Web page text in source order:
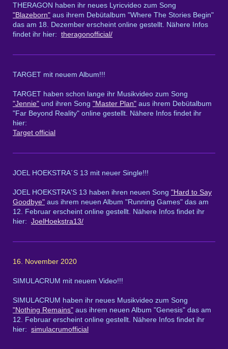
THERAGON haben ihr neues Lyricvideo zum Song
"Blazeborn" aus ihrem Debütalbum "Where The Stories Begin"
das am 18. Dezember erscheint online gestellt. Nähere Infos
findet ihr hier: theragonofficial/
TARGET mit neuem Album!!!
TARGET haben schon lange ihr Musikvideo zum Song
"Jennie" und ihren Song "Master Plan" aus ihrem Debütalbum
"Far Beyond Reality" online gestellt. Nähere Infos findet ihr
hier:
Target official
JOEL HOEKSTRA´S 13 mit neuer Single!!!
JOEL HOEKSTRA'S 13 haben ihren neuen Song "Hard to Say
Goodbye" aus ihrem neuen Album "Running Games" das am
12. Februar erscheint online gestellt. Nähere Infos findet ihr
hier: JoelHoekstra13/
16. November 2020
SIMULACRUM mit neuem Video!!!
SIMULACRUM haben ihr neues Musikvideo zum Song
"Nothing Remains" aus ihrem neuen Album "Genesis" das am
12. Februar erscheint online gestellt. Nähere Infos findet ihr
hier: simulacrumofficial